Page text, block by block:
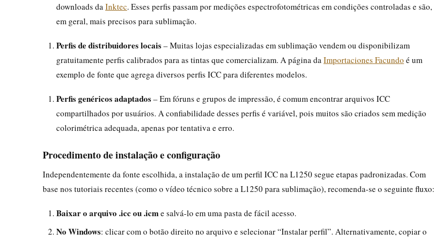
downloads da Inktec. Esses perfis passam por medições espectrofotométricas em condições controladas e são,
em geral, mais precisos para sublimação.
Perfis de distribuidores locais – Muitas lojas especializadas em sublimação vendem ou disponibilizam
gratuitamente perfis calibrados para as tintas que comercializam. A página da Importaciones Facundo é um
exemplo de fonte que agrega diversos perfis ICC para diferentes modelos.
Perfis genéricos adaptados – Em fóruns e grupos de impressão, é comum encontrar arquivos ICC
compartilhados por usuários. A confiabilidade desses perfis é variável, pois muitos são criados sem medição
colorimétrica adequada, apenas por tentativa e erro.
Procedimento de instalação e configuração
Independentemente da fonte escolhida, a instalação de um perfil ICC na L1250 segue etapas padronizadas. Com
base nos tutoriais recentes (como o vídeo técnico sobre a L1250 para sublimação), recomenda-se o seguinte fluxo:
Baixar o arquivo .icc ou .icme salvá-lo em uma pasta de fácil acesso.
No Windows: clicar com o botão direito no arquivo e selecionar “Instalar perfil”. Alternativamente, copiar o